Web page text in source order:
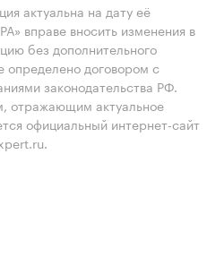
актуальна на дату её
вправе вносить изменения в
без дополнительного
определено договором с
законодательства РФ.
отражающим актуальное
официальный интернет-сайт